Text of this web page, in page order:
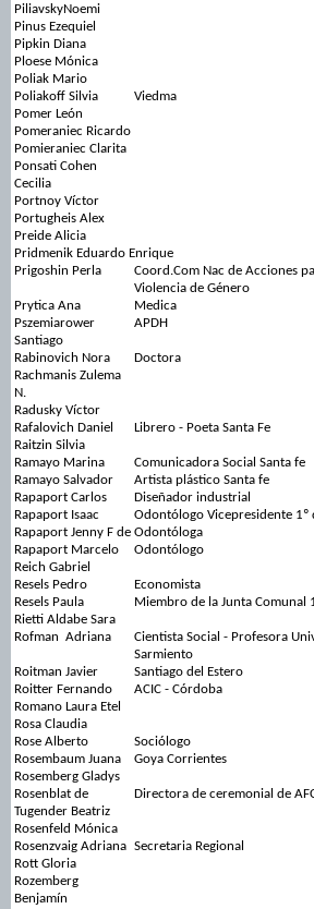
PiliavskyNoemi
Pinus Ezequiel
Pipkin Diana
Ploese Mónica
Poliak Mario
Poliakoff Silvia
Viedma
Pomer León
Pomeraniec Ricardo
Pomieraniec Clarita
Ponsati Cohen
Cecilia
Portnoy Víctor
Portugheis Alex
Preide Alicia
Pridmenik Eduardo Enrique
Prigoshin Perla
Coord.Com Nac de Acciones
Violencia de Género
Prytica Ana
Medica
Pszemiarower
Santiago
APDH
Rabinovich Nora
Doctora
Rachmanis Zulema
N.
Radusky Víctor
Rafalovich Daniel
Librero - Poeta Santa Fe
Raitzin Silvia
Ramayo Marina
Comunicadora Social Santa fe
Ramayo Salvador
Artista plástico Santa fe
Rapaport Carlos
Diseñador industrial
Rapaport Isaac
Odontólogo Vicepresidente 1º
Rapaport Jenny F de Odontóloga
Rapaport Marcelo
Odontólogo
Reich Gabriel
Resels Pedro
Economista
Resels Paula
Miembro de la Junta Comunal
Rietti Aldabe Sara
Rofman Adriana
Cientista Social - Profesora
Sarmiento
Roitman Javier
Santiago del Estero
Roitter Fernando
ACIC - Córdoba
Romano Laura Etel
Rosa Claudia
Rose Alberto
Sociólogo
Rosembaum Juana
Goya Corrientes
Rosemberg Gladys
Rosenblat de
Tugender Beatriz
Directora de ceremonial de
Rosenfeld Mónica
Rosenzvaig Adriana Secretaria Regional
Rott Gloria
Rozemberg
Benjamín